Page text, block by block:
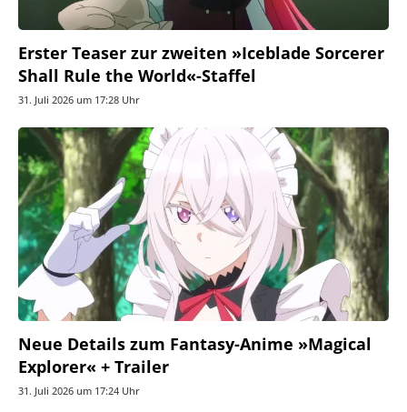
Erster Teaser zur zweiten »Iceblade Sorcerer
Shall Rule the World«-Staffel
31. Juli 2026 um 17:28 Uhr
Neue Details zum Fantasy-Anime »Magical
Explorer« + Trailer
31. Juli 2026 um 17:24 Uhr